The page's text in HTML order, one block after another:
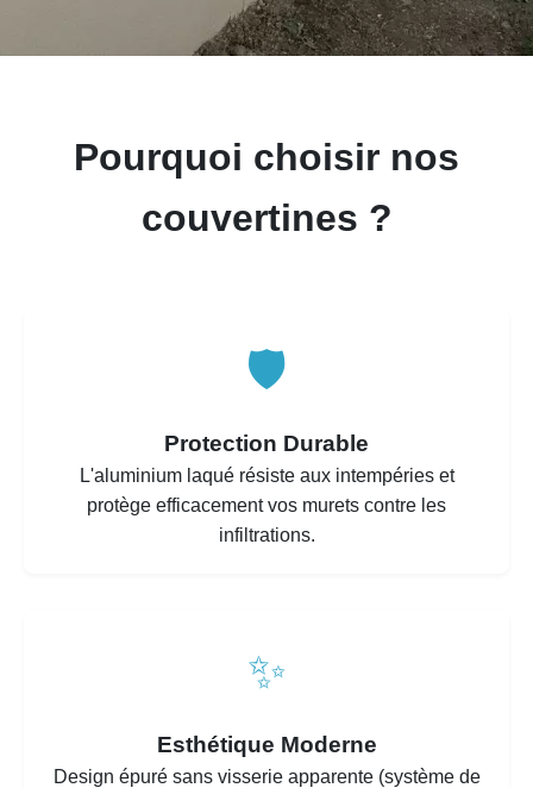
Pourquoi choisir nos
couvertines ?
🛡️
Protection Durable
L'aluminium laqué résiste aux intempéries et
protège efficacement vos murets contre les
infiltrations.
✨
Esthétique Moderne
Design épuré sans visserie apparente (système de